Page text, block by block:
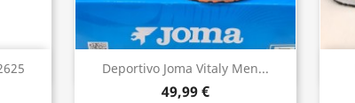
Deportivo Joma Vitaly Men...
49,99 €
Vista rápida